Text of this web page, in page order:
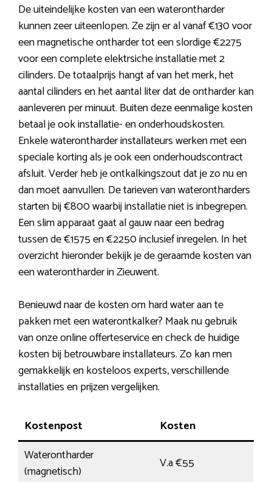
De uiteindelijke kosten van een waterontharder
kunnen zeer uiteenlopen. Ze zijn er al vanaf €130 voor
een magnetische ontharder tot een slordige €2275
voor een complete elektrsiche installatie met 2
cilinders. De totaalprijs hangt af van het merk, het
aantal cilinders en het aantal liter dat de ontharder kan
aanleveren per minuut. Buiten deze eenmalige kosten
betaal je ook installatie- en onderhoudskosten.
Enkele waterontharder installateurs werken met een
speciale korting als je ook een onderhoudscontract
afsluit. Verder heb je ontkalkingszout dat je zo nu en
dan moet aanvullen. De tarieven van waterontharders
starten bij €800 waarbij installatie niet is inbegrepen.
Een slim apparaat gaat al gauw naar een bedrag
tussen de €1575 en €2250 inclusief inregelen. In het
overzicht hieronder bekijk je de geraamde kosten van
een waterontharder in Zieuwent.
Benieuwd naar de kosten om hard water aan te
pakken met een waterontkalker? Maak nu gebruik
van onze online offerteservice en check de huidige
kosten bij betrouwbare installateurs. Zo kan men
gemakkelijk en kosteloos experts, verschillende
installaties en prijzen vergelijken.
Kostenpost
Kosten
Waterontharder
(magnetisch)
V.a €55